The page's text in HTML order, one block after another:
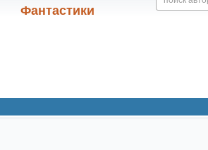
Фантастики